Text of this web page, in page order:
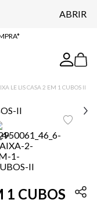
ABRIR
LOJA*
LE LIS CASA 2 EM 1 CUBOS II
1 CUBOS